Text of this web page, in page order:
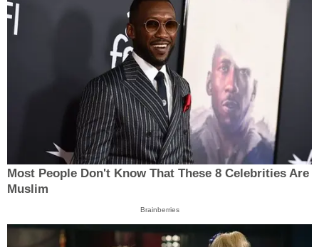
Most People Don't Know That These 8 Celebrities Are
Muslim
Brainberries